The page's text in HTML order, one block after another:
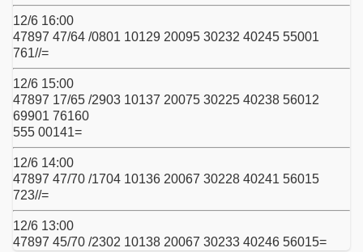
12/6 16:00
47897 47/64 /0801 10129 20095 30232 40245 55001
761//=
12/6 15:00
47897 17/65 /2903 10137 20075 30225 40238 56012
69901 76160
555 00141=
12/6 14:00
47897 47/70 /1704 10136 20067 30228 40241 56015
723//=
12/6 13:00
47897 45/70 /2302 10138 20067 30233 40246 56015=